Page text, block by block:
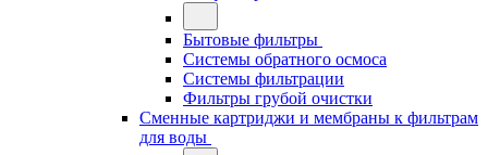
Бытовые фильтры
Системы обратного осмоса
Системы фильтрации
Фильтры грубой очистки
Сменные картриджи и мембраны к фильтрам
для воды